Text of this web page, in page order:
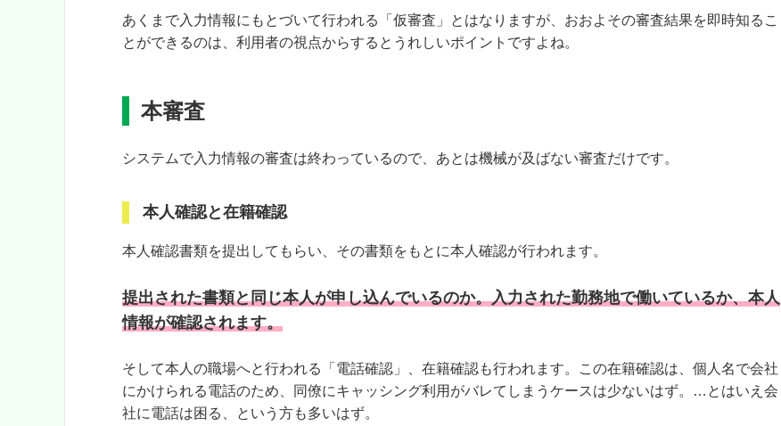
あくまで入力情報にもとづいて行われる「仮審査」とはなりますが、おおよその審査結果を即時知るこ
とができるのは、利用者の視点からするとうれしいポイントですよね。
本審査
システムで入力情報の審査は終わっているので、あとは機械が及ばない審査だけです。
本人確認と在籍確認
本人確認書類を提出してもらい、その書類をもとに本人確認が行われます。
提出された書類と同じ本人が申し込んでいるのか。入力された勤務地で働いているか、本人
情報が確認されます。
そして本人の職場へと行われる「電話確認」、在籍確認も行われます。この在籍確認は、個人名で会社
にかけられる電話のため、同僚にキャッシング利用がバレてしまうケースは少ないはず。…とはいえ会
社に電話は困る、という方も多いはず。